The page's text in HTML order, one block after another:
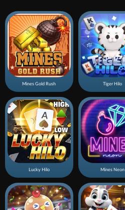
Mines Gold Rush Tiger Hilo
Lucky Hilo Mines Neon